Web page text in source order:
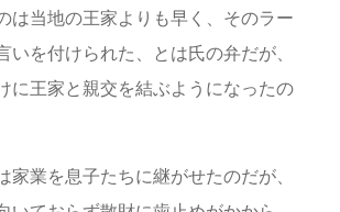
は当地の王家よりも早く、そのラー
いを付けられた、とは氏の弁だが、
に王家と親交を結ぶようになったの
家業を息子たちに継がせたのだが、